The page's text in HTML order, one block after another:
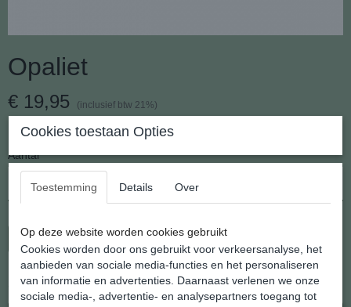
Opaliet
€ 19,95 (inclusief btw 21%)
Op voorraad- Levertijd 2 - 3 werkdagen
Aantal
In winkelwagen
Ook interessant
Cookies toestaan Opties
Toestemming Details Over
Op deze website worden cookies gebruikt
Cookies worden door ons gebruikt voor verkeersanalyse, het
aanbieden van sociale media-functies en het personaliseren
van informatie en advertenties. Daarnaast verlenen we onze
sociale media-, advertentie- en analysepartners toegang tot